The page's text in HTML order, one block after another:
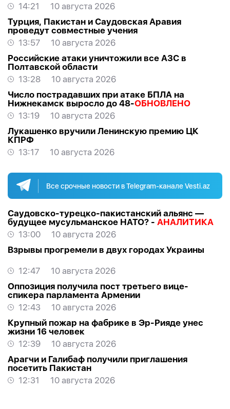
14:21
10 августа 2026
Турция, Пакистан и Саудовская Аравия
проведут совместные учения
13:57
10 августа 2026
Российские атаки уничтожили все АЗС в
Полтавской области
13:28
10 августа 2026
Число пострадавших при атаке БПЛА на
Нижнекамск выросло до 48-ОБНОВЛЕНО
13:19
10 августа 2026
Лукашенко вручили Ленинскую премию ЦК
КПРФ
13:17
10 августа 2026
Все срочные новости в Telegram-канале Vesti.az
Саудовско-турецко-пакистанский альянс —
будущее мусульманское НАТО? - АНАЛИТИКА
13:00
10 августа 2026
Взрывы прогремели в двух городах Украины
12:47
10 августа 2026
Оппозиция получила пост третьего вице-
спикера парламента Армении
12:43
10 августа 2026
Крупный пожар на фабрике в Эр-Рияде унес
жизни 16 человек
12:39
10 августа 2026
Арагчи и Галибаф получили приглашения
посетить Пакистан
12:31
10 августа 2026